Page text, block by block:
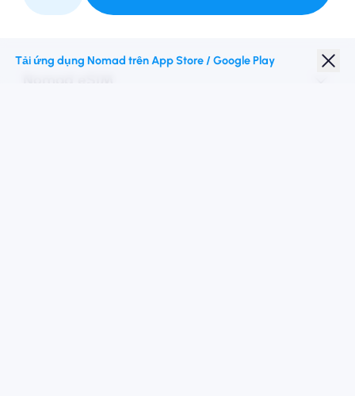
Hợp tác với chúng tôi
Tải ứng dụng Nomad trên App Store / Google Play